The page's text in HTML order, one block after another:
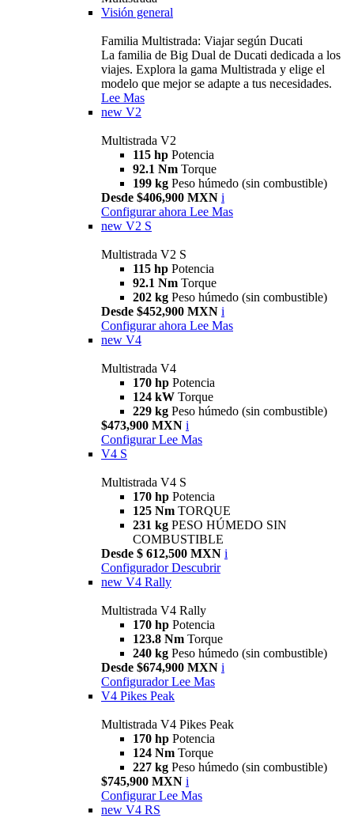
Visión general
Familia Multistrada: Viajar según Ducati
La familia de Big Dual de Ducati dedicada a los
viajes. Explora la gama Multistrada y elige el
modelo que mejor se adapte a tus necesidades.
Lee Mas
new V2
Multistrada V2
115 hp Potencia
92.1 Nm Torque
199 kg Peso húmedo (sin combustible)
Desde $406,900 MXN i
Configurar ahora Lee Mas
new V2 S
Multistrada V2 S
115 hp Potencia
92.1 Nm Torque
202 kg Peso húmedo (sin combustible)
Desde $452,900 MXN i
Configurar ahora Lee Mas
new V4
Multistrada V4
170 hp Potencia
124 kW Torque
229 kg Peso húmedo (sin combustible)
$473,900 MXN i
Configurar Lee Mas
V4 S
Multistrada V4 S
170 hp Potencia
125 Nm TORQUE
231 kg PESO HÚMEDO SIN
COMBUSTIBLE
Desde $ 612,500 MXN i
Configurador Descubrir
new V4 Rally
Multistrada V4 Rally
170 hp Potencia
123.8 Nm Torque
240 kg Peso húmedo (sin combustible)
Desde $674,900 MXN i
Configurador Lee Mas
V4 Pikes Peak
Multistrada V4 Pikes Peak
170 hp Potencia
124 Nm Torque
227 kg Peso húmedo (sin combustible)
$745,900 MXN i
Configurar Lee Mas
new V4 RS